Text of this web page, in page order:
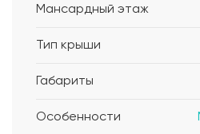
Мансардный этаж
Тип крыши
Габариты
Особенности